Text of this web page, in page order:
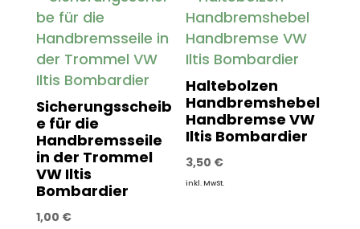
Sicherungsscheib
e für die
Handbremsseile
in der Trommel
VW Iltis
Bombardier
1,00 €
Haltebolzen
Handbremshebel
Handbremse VW
Iltis Bombardier
3,50 €
inkl. MwSt.